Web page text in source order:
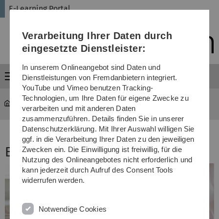
Direkt
Direkt
Direkt
(Sprache,
Drucken,
Media)
Direkt
Direkt
E-Learning Portal
Menü
E-Learning Portal
E-Learning News
Verarbeitung Ihrer Daten durch
eingesetzte Dienstleister:
In unserem Onlineangebot sind Daten und
Dienstleistungen von Fremdanbietern integriert.
YouTube und Vimeo benutzen Tracking-
Technologien, um Ihre Daten für eigene Zwecke zu
verarbeiten und mit anderen Daten
zusammenzuführen. Details finden Sie in unserer
Datenschutzerklärung. Mit Ihrer Auswahl willigen Sie
ggf. in die Verarbeitung Ihrer Daten zu den jeweiligen
Zwecken ein. Die Einwilligung ist freiwillig, für die
Nutzung des Onlineangebotes nicht erforderlich und
kann jederzeit durch Aufruf des Consent Tools
widerrufen werden.
Notwendige Cookies